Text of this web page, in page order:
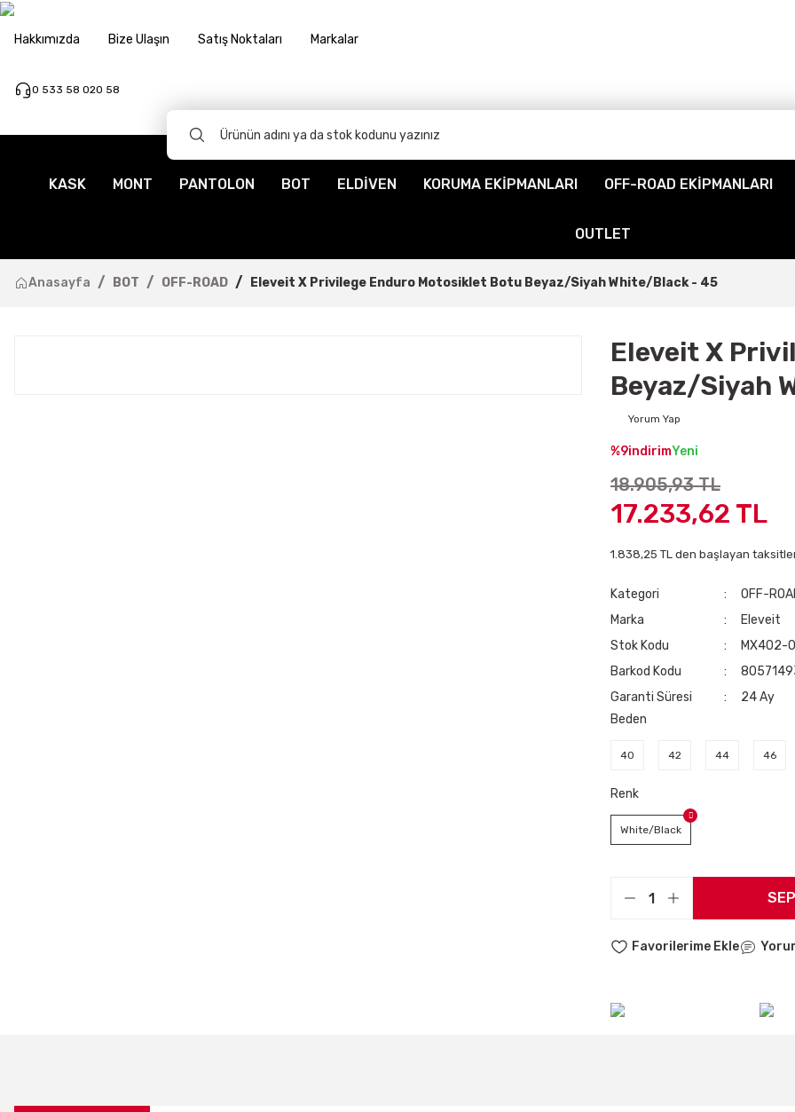
Hakkımızda Bize Ulaşın Satış Noktaları Markalar
0 533 58 020 58
KASK MONT PANTOLON BOT ELDİVEN KORUMA EKİPMANLARI OFF-ROAD EKİPMANLARI
OUTLET
Anasayfa BOT OFF-ROAD Eleveit X Privilege Enduro Motosiklet Botu Beyaz/Siyah White/Black - 45
Eleveit X
Beyaz/Siyah
Yorum Yap
%9indirimYeni
18.905,93 TL
17.233,62 TL
1.838,25 TL den başlayan
Kategori OFF-
Marka
Eleveit
Stok Kodu
MX402-
Barkod Kodu
Garanti Süresi
24 Ay
Beden
40 42 44 46
Renk
White/Black